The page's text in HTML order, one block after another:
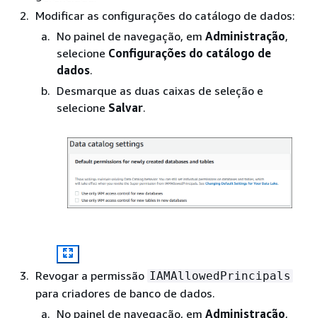
Modificar as configurações do catálogo de dados:
No painel de navegação, em Administração,
selecione Configurações do catálogo de
dados.
Desmarque as duas caixas de seleção e
selecione Salvar.
Revogar a permissão IAMAllowedPrincipals
para criadores de banco de dados.
No painel de navegação, em Administração,